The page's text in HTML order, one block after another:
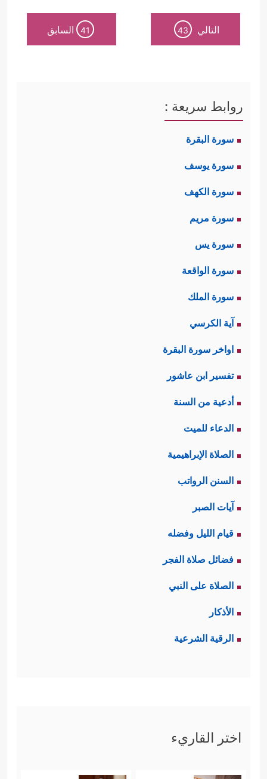
التالي 43
41 السابق
روابط سريعة :
سورة البقرة
سورة يوسف
سورة الكهف
سورة مريم
سورة يس
سورة الواقعة
سورة الملك
آية الكرسي
اواخر سورة البقرة
تفسير ابن عاشور
أدعية من السنة
الدعاء للميت
الصلاة الإبراهيمية
السنن الرواتب
آيات الصبر
قيام الليل وفضله
فضائل صلاة الفجر
الصلاة على النبي
الأذكار
الرقية الشرعية
اختر القاريء